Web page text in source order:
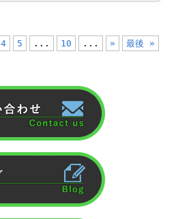
4 5 ... 10 ... » 最後 »